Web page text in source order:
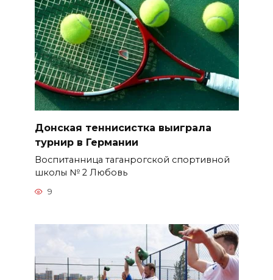
Донская теннисистка выиграла
турнир в Германии
Воспитанница таганрогской спортивной
школы № 2 Любовь
9